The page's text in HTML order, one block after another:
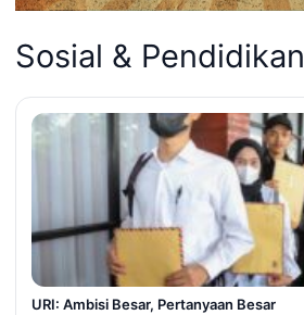
Sosial & Pendidikan
URI: Ambisi Besar, Pertanyaan Besar